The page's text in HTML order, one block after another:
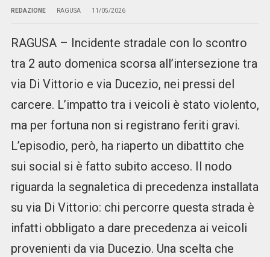
REDAZIONE RAGUSA 11/05/2026
RAGUSA – Incidente stradale con lo scontro
tra 2 auto domenica scorsa all’intersezione tra
via Di Vittorio e via Ducezio, nei pressi del
carcere. L’impatto tra i veicoli è stato violento,
ma per fortuna non si registrano feriti gravi.
L’episodio, però, ha riaperto un dibattito che
sui social si è fatto subito acceso. Il nodo
riguarda la segnaletica di precedenza installata
su via Di Vittorio: chi percorre questa strada è
infatti obbligato a dare precedenza ai veicoli
provenienti da via Ducezio. Una scelta che